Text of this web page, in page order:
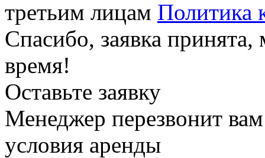
третьим лицам Политика
Спасибо, заявка
время!
Оставьте заявку
Менеджер перезвонит
условия аренды